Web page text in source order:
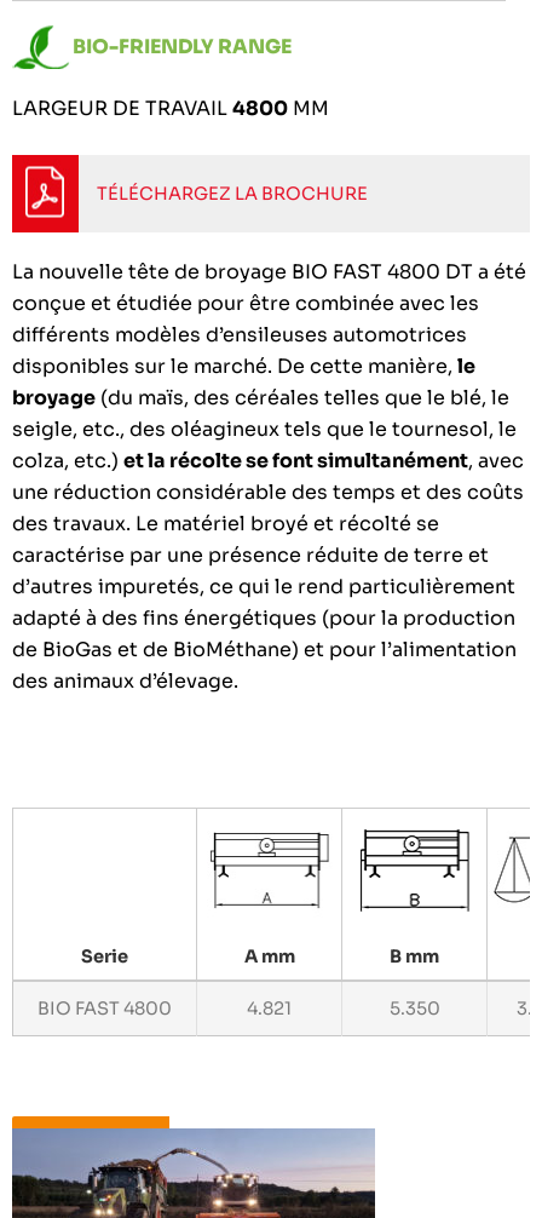
BIO-FRIENDLY RANGE
LARGEUR DE TRAVAIL4800 MM
TÉLÉCHARGEZ LA BROCHURE
La nouvelle tête de broyage BIO FAST 4800 DT a été
conçue et étudiée pour être combinée avec les
différents modèles d’ensileuses automotrices
disponibles sur le marché. De cette manière, le
broyage (du maïs, des céréales telles que le blé, le
seigle, etc., des oléagineux tels que le tournesol, le
colza, etc.) et la récolte se font simultanément, avec
une réduction considérable des temps et des coûts
des travaux. Le matériel broyé et récolté se
caractérise par une présence réduite de terre et
d’autres impuretés, ce qui le rend particulièrement
adapté à des fins énergétiques (pour la production
de BioGas et de BioMéthane) et pour l’alimentation
des animaux d’élevage.
Serie A mm B mm
BIO FAST 4800 4.821 5.350